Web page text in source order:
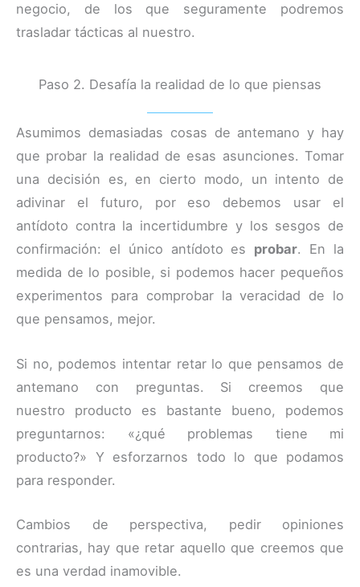
negocio, de los que seguramente podremos
trasladar tácticas al nuestro.
Paso 2. Desafía la realidad de lo que piensas
Asumimos demasiadas cosas de antemano y hay
que probar la realidad de esas asunciones. Tomar
una decisión es, en cierto modo, un intento de
adivinar el futuro, por eso debemos usar el
antídoto contra la incertidumbre y los sesgos de
confirmación: el único antídoto es probar. En la
medida de lo posible, si podemos hacer pequeños
experimentos para comprobar la veracidad de lo
que pensamos, mejor.
Si no, podemos intentar retar lo que pensamos de
antemano con preguntas. Si creemos que
nuestro producto es bastante bueno, podemos
preguntarnos: «¿qué problemas tiene mi
producto?» Y esforzarnos todo lo que podamos
para responder.
Cambios de perspectiva, pedir opiniones
contrarias, hay que retar aquello que creemos que
es una verdad inamovible.